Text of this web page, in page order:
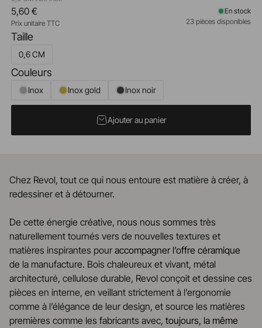
Taille
0,6 CM
Couleurs
Inox Inox gold Inox noir
5,60 €
Prix unitaire TTC
En stock
23 pièces disponibles
Ajouter au panier
Chez Revol, tout ce qui nous entoure est matière à créer, à
redessiner et à détourner.
De cette énergie créative, nous nous sommes très
naturellement tournés vers de nouvelles textures et
matières inspirantes pouraccompagner l’offre céramique
de la manufacture. Bois chaleureux et vivant, métal
architecturé, cellulose durable, Revol conçoit et dessine ces
pièces en interne, en veillant strictement à l’ergonomie
comme à l’élégance de leur design, et source les matières
premières comme les fabricants avec, toujours, la même